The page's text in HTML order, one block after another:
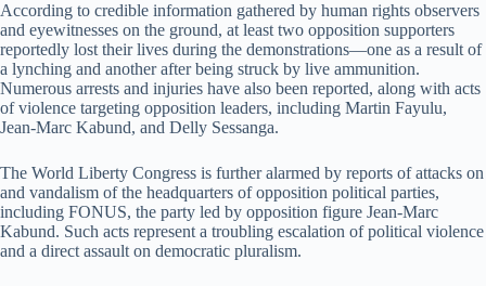
According to credible information gathered by human rights observers
and eyewitnesses on the ground, at least two opposition supporters
reportedly lost their lives during the demonstrations—one as a result of
a lynching and another after being struck by live ammunition.
Numerous arrests and injuries have also been reported, along with acts
of violence targeting opposition leaders, including Martin Fayulu,
Jean-Marc Kabund, and Delly Sessanga.
The World Liberty Congress is further alarmed by reports of attacks on
and vandalism of the headquarters of opposition political parties,
including FONUS, the party led by opposition figure Jean-Marc
Kabund. Such acts represent a troubling escalation of political violence
and a direct assault on democratic pluralism.